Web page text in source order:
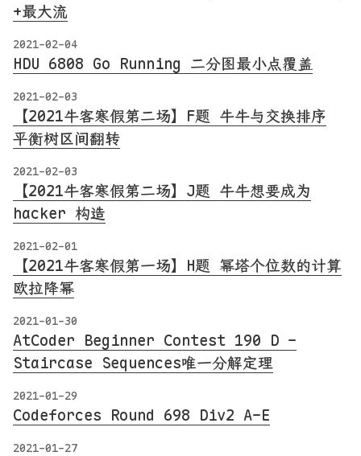
+最大流
2021-02-04
HDU 6808 Go Running 二分图最小点覆盖
2021-02-03
【2021牛客寒假第二场】F题 牛牛与交换排序
平衡树区间翻转
2021-02-03
【2021牛客寒假第二场】J题 牛牛想要成为
hacker 构造
2021-02-01
【2021牛客寒假第一场】H题 幂塔个位数的计算
欧拉降幂
2021-01-30
AtCoder Beginner Contest 190 D -
Staircase Sequences唯一分解定理
2021-01-29
Codeforces Round 698 Div2 A-E
2021-01-27